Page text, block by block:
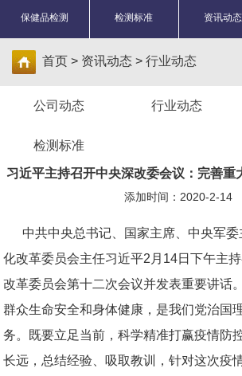
保健品检测 检测标准 资讯动态
首页 > 资讯动态 > 行业动态
公司动态 行业动态
检测标准
习近平主持召开中央深改委会议：完善重
添加时间：2020-2-14
中共中央总书记、国家主席、中央军委
化改革委员会主任习近平2月14日下午主
改革委员会第十二次会议并发表重要讲话
群众生命安全和身体健康，是我们党治国
务。既要立足当前，科学精准打赢疫情防
长远，总结经验、吸取教训，针对这次疫